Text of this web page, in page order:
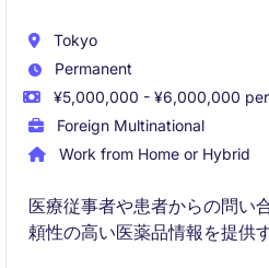
Tokyo
Permanent
¥5,000,000 - ¥6,000,000
Foreign Multinational
Work from Home or Hybrid
医療従事者や患者からの問い
頼性の高い医薬品情報を提供